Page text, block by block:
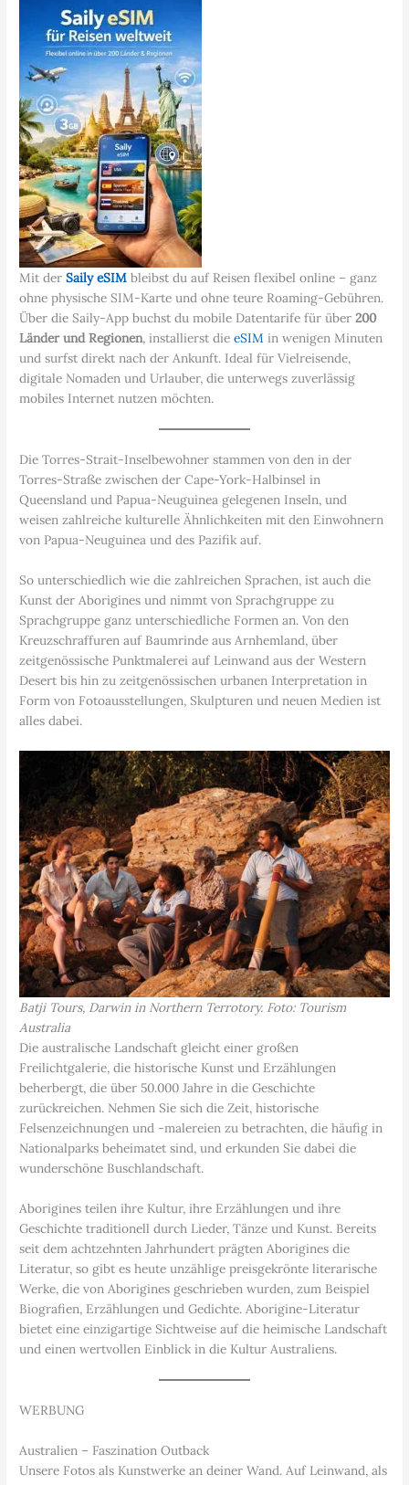
Mit derSaily eSIM bleibst du auf Reisen flexibel online – ganz
ohne physische SIM-Karte und ohne teure Roaming-Gebühren.
Über die Saily-App buchst du mobile Datentarife für über200
Länder und Regionen, installierst dieeSIM in wenigen Minuten
und surfst direkt nach der Ankunft. Ideal für Vielreisende,
digitale Nomaden und Urlauber, die unterwegs zuverlässig
mobiles Internet nutzen möchten.
Die Torres-Strait-Inselbewohner stammen von den in der
Torres-Straße zwischen der Cape-York-Halbinsel in
Queensland und Papua-Neuguinea gelegenen Inseln, und
weisen zahlreiche kulturelle Ähnlichkeiten mit den Einwohnern
von Papua-Neuguinea und des Pazifik auf.
So unterschiedlich wie die zahlreichen Sprachen, ist auch die
Kunst der Aborigines und nimmt von Sprachgruppe zu
Sprachgruppe ganz unterschiedliche Formen an. Von den
Kreuzschraffuren auf Baumrinde aus Arnhemland, über
zeitgenössische Punktmalerei auf Leinwand aus der Western
Desert bis hin zu zeitgenössischen urbanen Interpretation in
Form von Fotoausstellungen, Skulpturen und neuen Medien ist
alles dabei.
Batji Tours, Darwin in Northern Terrotory. Foto: Tourism
Australia
Die australische Landschaft gleicht einer großen
Freilichtgalerie, die historische Kunst und Erzählungen
beherbergt, die über 50.000 Jahre in die Geschichte
zurückreichen. Nehmen Sie sich die Zeit, historische
Felsenzeichnungen und -malereien zu betrachten, die häufig in
Nationalparks beheimatet sind, und erkunden Sie dabei die
wunderschöne Buschlandschaft.
Aborigines teilen ihre Kultur, ihre Erzählungen und ihre
Geschichte traditionell durch Lieder, Tänze und Kunst. Bereits
seit dem achtzehnten Jahrhundert prägten Aborigines die
Literatur, so gibt es heute unzählige preisgekrönte literarische
Werke, die von Aborigines geschrieben wurden, zum Beispiel
Biografien, Erzählungen und Gedichte. Aborigine-Literatur
bietet eine einzigartige Sichtweise auf die heimische Landschaft
und einen wertvollen Einblick in die Kultur Australiens.
WERBUNG
Australien – Faszination Outback
Unsere Fotos als Kunstwerke an deiner Wand. Auf Leinwand, als